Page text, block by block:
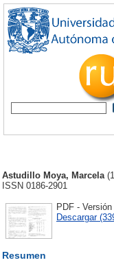
Astudillo Moya, Marcela
ISSN 0186-2901
PDF -
Descargar
Resumen